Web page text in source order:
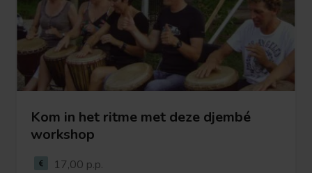
Kom in het ritme met deze djembé
workshop
17,00 p.p.